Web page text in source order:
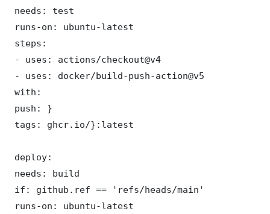
needs: test
runs-on: ubuntu-latest
steps:
- uses: actions/checkout@v4
- uses: docker/build-push-action@v5
with:
push: }
tags: ghcr.io/}:latest
deploy:
needs: build
if: github.ref == 'refs/heads/main'
runs-on: ubuntu-latest